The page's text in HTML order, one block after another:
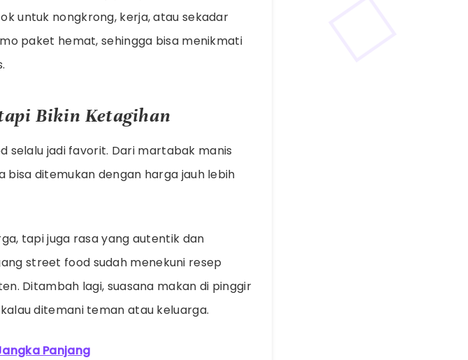
untuk nongkrong, kerja, atau sekadar
paket hemat, sehingga bisa menikmati
Bikin Ketagihan
selalu jadi favorit. Dari martabak manis
bisa ditemukan dengan harga jauh lebih
tapi juga rasa yang autentik dan
street food sudah menekuni resep
Ditambah lagi, suasana makan di pinggir
ditemani teman atau keluarga.
Panjang